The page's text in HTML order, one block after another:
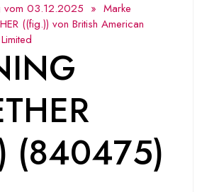
vom 03.12.2025 » Marke
((fig.)) von British American
(840475)